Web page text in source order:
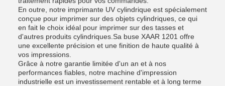
En outre, notre imprimante UV cylindrique est spécialement
conçue pour imprimer sur des objets cylindriques, ce qui
en fait le choix idéal pour imprimer sur des tasses et
d'autres produits cylindriques.Sa buse XAAR 1201 offre
une excellente précision et une finition de haute qualité à
vos impressions.
Grâce à notre garantie limitée d'un an et à nos
performances fiables, notre machine d'impression
industrielle est un investissement rentable et à long terme